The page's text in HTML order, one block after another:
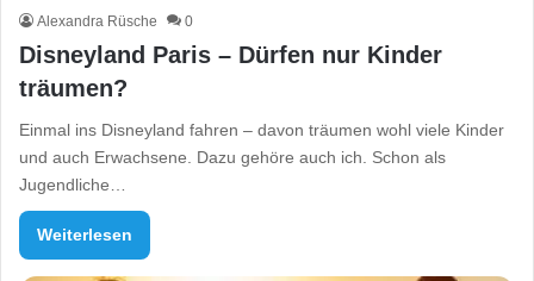
Alexandra Rüsche 0
Disneyland Paris – Dürfen nur Kinder
träumen?
Einmal ins Disneyland fahren – davon träumen wohl viele Kinder
und auch Erwachsene. Dazu gehöre auch ich. Schon als
Jugendliche…
Weiterlesen